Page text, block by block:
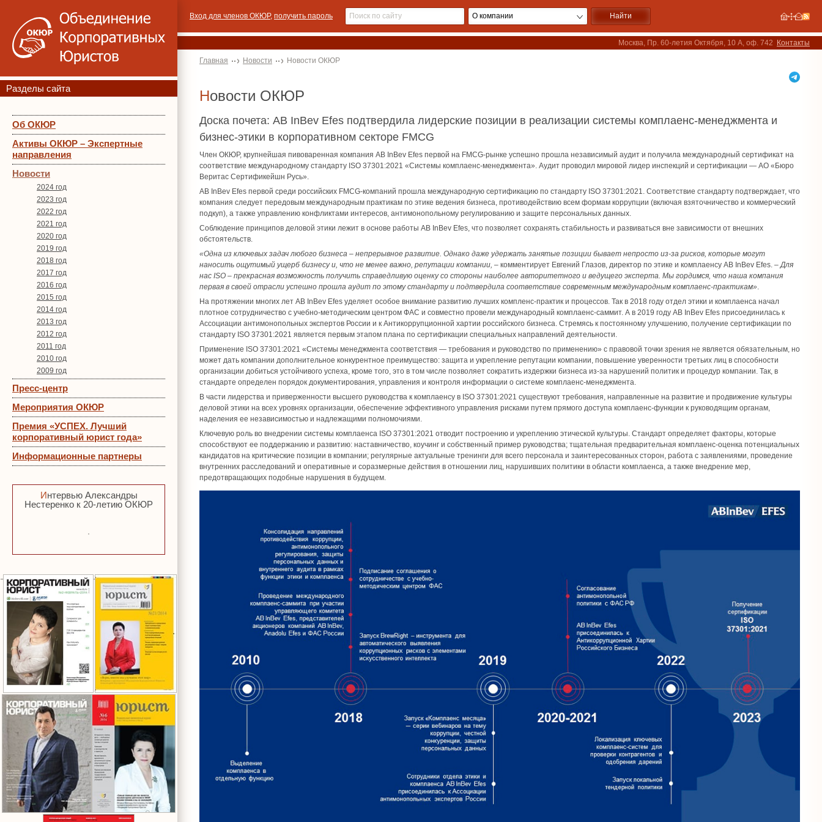
Разделы сайта
Об ОКЮР
Активы ОКЮР – Экспертные
направления
Новости
2024 год
2023 год
2022 год
2021 год
2020 год
2019 год
2018 год
2017 год
2016 год
2015 год
2014 год
2013 год
2012 год
2011 год
2010 год
2009 год
Пресс-центр
Мероприятия ОКЮР
Премия «УСПЕХ. Лучший
корпоративный юрист года»
Информационные партнеры
Интервью Александры
Нестеренко к 20-летию ОКЮР
Вход для членов ОКЮР, получить пароль
Москва, Пр. 60-летия Октября, 10 А, оф. 742 Контакты
Главная Новости Новости ОКЮР
Новости ОКЮР
Доска почета: AB InBev Efes подтвердила лидерские позиции в реализации системы комплаенс-менеджмента и
бизнес-этики в корпоративном секторе FMCG
Член ОКЮР, крупнейшая пивоваренная компания AB InBev Efes первой на FMCG-рынке успешно прошла независимый аудит и получила международный сертификат на
соответствие международному стандарту ISO 37301:2021 «Системы комплаенс-менеджмента». Аудит проводил мировой лидер инспекций и сертификации — АО «Бюро
Веритас Сертификейшн Русь».
AB InBev Efes первой среди российских FMCG-компаний прошла международную сертификацию по стандарту ISO 37301:2021. Соответствие стандарту подтверждает, что
компания следует передовым международным практикам по этике ведения бизнеса, противодействию всем формам коррупции (включая взяточничество и коммерческий
подкуп), а также управлению конфликтами интересов, антимонопольному регулированию и защите персональных данных.
Соблюдение принципов деловой этики лежит в основе работы AB InBev Efes, что позволяет сохранять стабильность и развиваться вне зависимости от внешних
обстоятельств.
«Одна из ключевых задач любого бизнеса – непрерывное развитие. Однако даже удержать занятые позиции бывает непросто из-за рисков, которые могут
наносить ощутимый ущерб бизнесу и, что не менее важно, репутации компании, – комментирует Евгений Глазов, директор по этике и комплаенсу AB InBev Efes. –Для
нас ISO – прекрасная возможность получить справедливую оценку со стороны наиболее авторитетного и ведущего эксперта. Мы гордимся, что наша компания
первая в своей отрасли успешно прошла аудит по этому стандарту и подтвердила соответствие современным международным комплаенс-практикам».
На протяжении многих лет AB InBev Efes уделяет особое внимание развитию лучших компленс-практик и процессов. Так в 2018 году отдел этики и комплаенса начал
плотное сотрудничество с учебно-методическим центром ФАС и совместно провели международный комплаенс-саммит. А в 2019 году АB InBev Efes присоединилась к
Ассоциации антимонопольных экспертов России и к Антикоррупционной хартии российского бизнеса. Стремясь к постоянному улучшению, получение сертификации по
стандарту ISO 37301:2021 является первым этапом плана по сертификации специальных направлений деятельности.
Применение ISO 37301:2021 «Системы менеджмента соответствия — требования и руководство по применению» с правовой точки зрения не является обязательным, но
может дать компании дополнительное конкурентное преимущество: защита и укрепление репутации компании, повышение уверенности третьих лиц в способности
организации добиться устойчивого успеха, кроме того, это в том числе позволяет сократить издержки бизнеса из-за нарушений политик и процедур компании. Так, в
стандарте определен порядок документирования, управления и контроля информации о системе комплаенс-менеджмента.
В части лидерства и приверженности высшего руководства к комплаенсу в ISO 37301:2021 существуют требования, направленные на развитие и продвижение культуры
деловой этики на всех уровнях организации, обеспечение эффективного управления рисками путем прямого доступа комплаенс-функции к руководящим органам,
наделения ее независимостью и надлежащими полномочиями.
Ключевую роль во внедрении системы комплаенса ISO 37301:2021 отводит построению и укреплению этической культуры. Стандарт определяет факторы, которые
способствуют ее поддержанию и развитию: наставничество, коучинг и собственный пример руководства; тщательная предварительная комплаенс-оценка потенциальных
кандидатов на критические позиции в компании; регулярные актуальные тренинги для всего персонала и заинтересованных сторон, работа с заявлениями, проведение
внутренних расследований и оперативные и соразмерные действия в отношении лиц, нарушивших политики в области комплаенса, а также внедрение мер,
предотвращающих подобные нарушения в будущем.